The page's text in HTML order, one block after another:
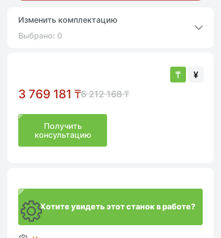
Изменить комплектацию
Выбрано: 0
₸ ¥
3 769 181 ₸6 212 168 ₸
Получить
консультацию
Хотите увидеть этот станок в работе?